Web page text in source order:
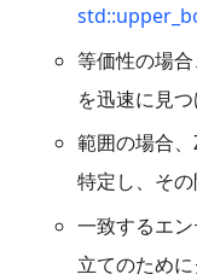
等価性の場
を迅速に見つ
範囲の場合
特定し、その
一致するエ
立てのため